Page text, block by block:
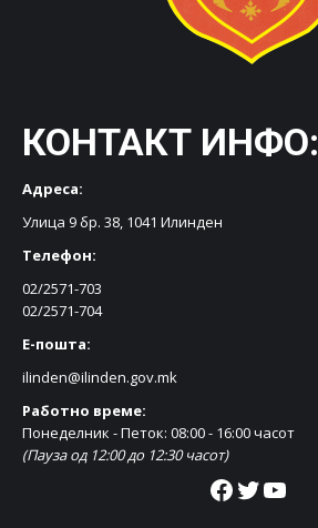
КОНТАКТ ИНФО:
Адреса:
Улица 9 бр. 38, 1041 Илинден
Телефон:
02/2571-703
02/2571-704
Е-пошта:
ilinden@ilinden.gov.mk
Работно време:
Понеделник - Петок: 08:00 - 16:00 часот
(Пауза од 12:00 до 12:30 часот)
Facebook Twitter YouTube